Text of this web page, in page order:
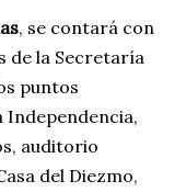
, se contará con
de la Secretaría
puntos
Independencia,
auditorio
del Diezmo,